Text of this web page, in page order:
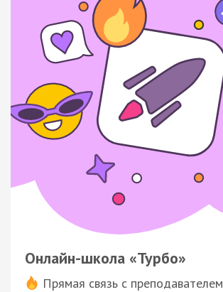
Онлайн-школа «Турбо»
Прямая связь с преподавателем